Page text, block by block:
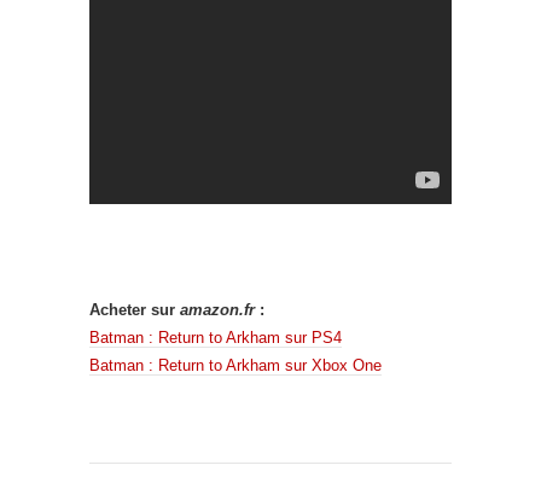
Acheter sur amazon.fr:
Batman : Return to Arkham sur PS4
Batman : Return to Arkham sur Xbox One